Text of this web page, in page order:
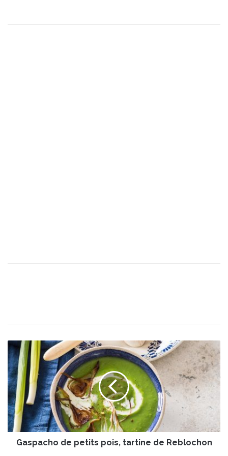
G
a
s
p
a
c
h
o
d
Gaspacho de petits pois, tartine de Reblochon